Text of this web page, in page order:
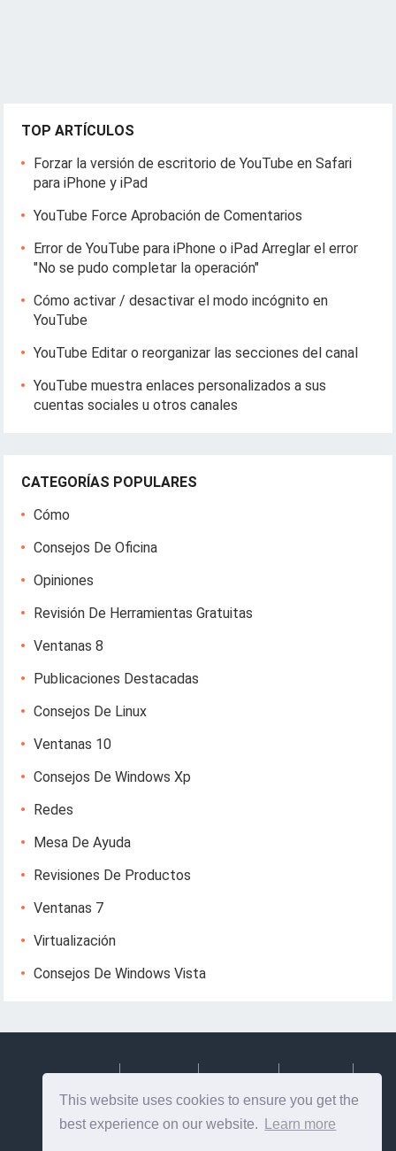
This website uses cookies to ensure you get the
best experience on our website.
Learn more
TOP ARTÍCULOS
Forzar la versión de escritorio de YouTube en Safari
para iPhone y iPad
YouTube Force Aprobación de Comentarios
Error de YouTube para iPhone o iPad Arreglar el error
"No se pudo completar la operación"
Cómo activar / desactivar el modo incógnito en
YouTube
YouTube Editar o reorganizar las secciones del canal
YouTube muestra enlaces personalizados a sus
cuentas sociales u otros canales
CATEGORÍAS POPULARES
Cómo
Consejos De Oficina
Opiniones
Revisión De Herramientas Gratuitas
Ventanas 8
Publicaciones Destacadas
Consejos De Linux
Ventanas 10
Consejos De Windows Xp
Redes
Mesa De Ayuda
Revisiones De Productos
Ventanas 7
Virtualización
Consejos De Windows Vista